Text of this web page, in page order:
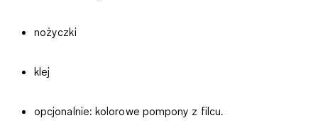
nożyczki
klej
opcjonalnie: kolorowe pompony z filcu.